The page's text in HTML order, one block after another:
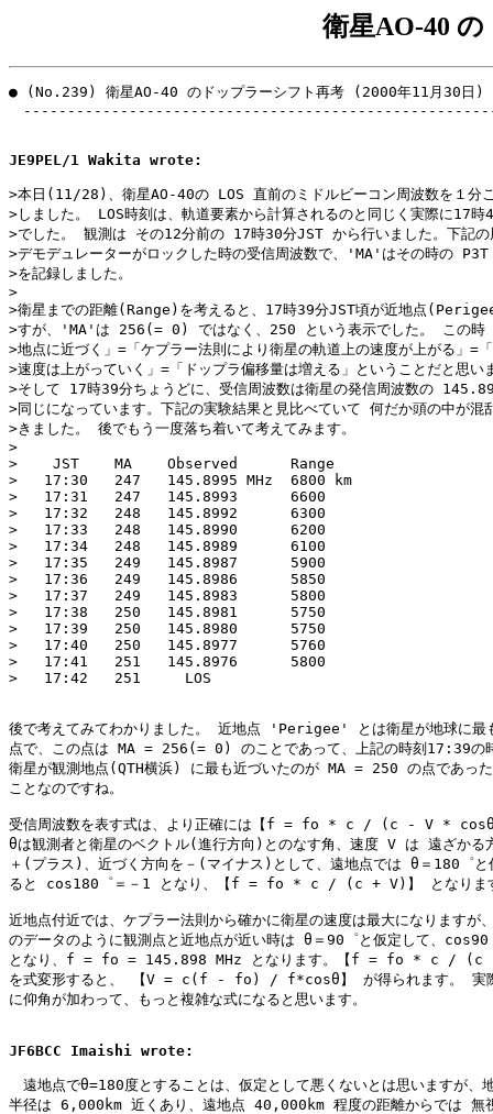
衛星AO-40
● (No.239) 衛星AO-40 のドップラーシフト再考 (2000年11月30日)
JE9PEL/1 Wakita wrote:
>本日(11/28)、衛星AO-40の LOS 直前のミドルビーコン周波数を１分
>しました。 LOS時刻は、軌道要素から計算されるのと同じく実際に17時
>でした。 観測は その12分前の 17時30分JST から行いました。下記の
>デモデュレーターがロックした時の受信周波数で、'MA'はその時の
>を記録しました。
>
>衛星までの距離(Range)を考えると、17時39分JST頃が近地点
>すが、'MA'は 256(= 0) ではなく、250 という表示でした。 この時
>地点に近づく」=「ケプラー法則により衛星の軌道上の速度が上がる」=
>速度は上がっていく」=「ドップラ偏移量は増える」ということだと思い
>そして 17時39分ちょうどに、受信周波数は衛星の発信周波数の
>同じになっています。下記の実験結果と見比べていて 何だか頭の中が混
>きました。 後でもう一度落ち着いて考えてみます。
>
>    JST    MA    Observed      Range
>   17:30   247   145.8995 MHz  6800 km
>   17:31   247   145.8993      6600
>   17:32   248   145.8992      6300
>   17:33   248   145.8990      6200
>   17:34   248   145.8989      6100
>   17:35   249   145.8987      5900
>   17:36   249   145.8986      5850
>   17:37   249   145.8983      5800
>   17:38   250   145.8981      5750
>   17:39   250   145.8980      5750
>   17:40   250   145.8977      5760
>   17:41   251   145.8976      5800
>   17:42   251     LOS
後で考えてみてわかりました。 近地点 'Perigee' とは衛星が地球に最
点で、この点は MA = 256(= 0) のことであって、上記の時刻17:39の
衛星が観測地点(QTH横浜) に最も近づいたのが MA = 250 の点であっ
ことなのですね。
受信周波数を表す式は、より正確には【f = fo * c / (c - V *
θは観測者と衛星のベクトル(進行方向)とのなす角、速度 V は 遠ざかる
＋(プラス)、近づく方向を－(マイナス)として、遠地点では θ＝180゜と
ると cos180゜＝－1 となり、【f = fo * c / (c + V)】 となりま
近地点付近では、ケプラー法則から確かに衛星の速度は最大になりますが
のデータのように観測点と近地点が近い時は θ＝90゜と仮定して、cos90
となり、f = fo = 145.898 MHz となります。【f = fo * c /
を式変形すると、 【V = c(f - fo) / f*cosθ】 が得られます。 実
に仰角が加わって、もっと複雑な式になると思います。
JF6BCC Imaishi wrote:
遠地点でθ=180度とすることは、仮定として悪くないとは思いますが、
半径は 6,000km 近くあり、遠地点 40,000km 程度の距離からでは 無